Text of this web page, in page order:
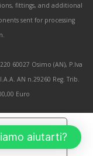
fittings, and additional
sent for processing
60027 Osimo (AN), P.Iva
AN n.29260 Reg. Trib.
Euro
aiutarti?
privacy